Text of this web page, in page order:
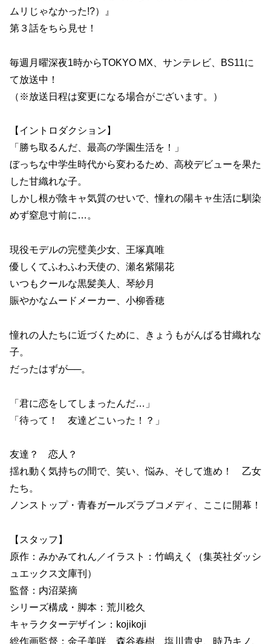
ムリじゃなかった!?）』
第３話をちら見せ！
毎週月曜深夜1時からTOKYO MX、サンテレビ、BS11に
て放送中！
（※放送日程は変更になる場合がございます。）
【イントロダクション】
「勝ち取るんだ、最高の学園生活を！」
ぼっちな中学生時代から変わるため、高校デビューを果た
した甘織れな子。
しかし根が陰キャ気質のせいで、憧れの陽キャ生活に馴染
めず窒息寸前に…。
現役モデルの完璧美少女、王塚真唯
優しくてふわふわ天使の、瀬名紫陽花
いつもクールな黒髪美人、琴紗月
賑やかなムードメーカー、小柳香穂
憧れの人たちに近づくために、きょうもがんばる甘織れな
子。
だったはずが──。
「君に恋をしてしまったんだ…」
「待って！ 友達どこいった！？」
友達？ 恋人？
揺れ動く気持ちの間で、笑い、悩み、そして進め！ 乙女
たち。
ノンストップ・青春ガールズラブコメディ、ここに開幕！
【スタッフ】
原作：みかみてれん／イラスト：竹嶋えく（集英社ダッシ
ュエックス文庫刊）
監督：内沼菜摘
シリーズ構成・脚本：荒川稔久
キャラクターデザイン：kojikoji
総作画監督：金子美咲、森谷春樹、塩川貴史、時乃キノ、